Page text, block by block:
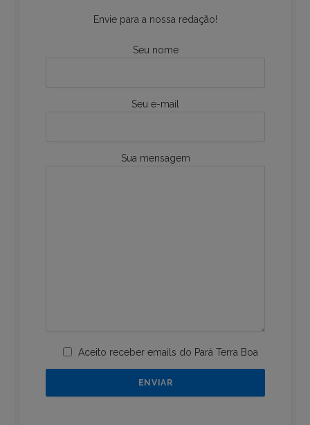
Envie para a nossa redação!
Seu nome
Seu e-mail
Sua mensagem
Aceito receber emails do Pará Terra Boa